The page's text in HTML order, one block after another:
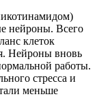
нейроны. Всего
клеток
Нейроны вновь
работы.
стресса и
меньше